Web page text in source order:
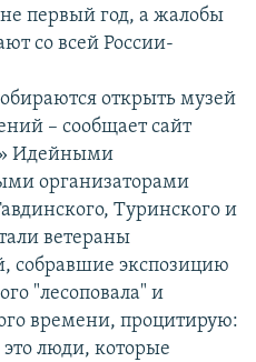
первый год, а жалобы
со всей России-
открыть музей
– сообщает сайт
Идейными
организаторами
Туринского и
ветераны
собравшие экспозицию
"лесоповала" и
времени, процитирую:
люди, которые